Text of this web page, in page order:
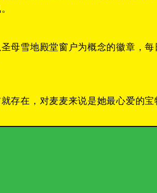
母雪地殿堂窗户为概念的徽章，每
存在，对麦麦来说是她最心爱的宝